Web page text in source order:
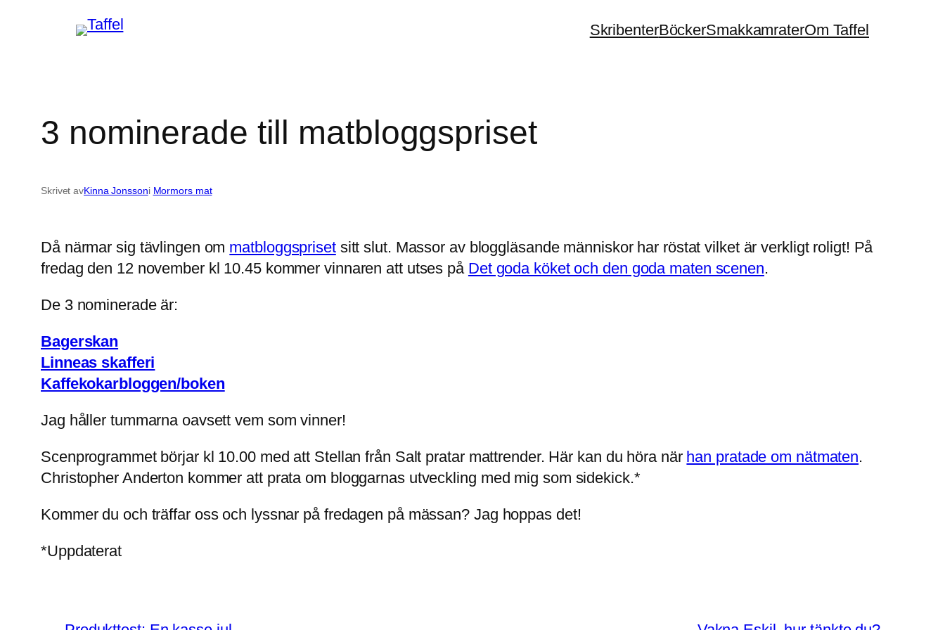
SkribenterBöckerSmakkamraterOm Taffel
3 nominerade till matbloggspriset
Skrivet avKinna Jonssoni Mormors mat
Då närmar sig tävlingen om matbloggsprisetsitt slut. Massor av bloggläsande människor har röstat vilket är verkligt roligt! På
fredag den 12 november kl 10.45 kommer vinnaren att utses på Det goda köket och den goda maten scenen.
De 3 nominerade är:
Bagerskan
Linneas skafferi
Kaffekokarbloggen/boken
Jag håller tummarna oavsett vem som vinner!
Scenprogrammet börjar kl 10.00 med att Stellan från Salt pratar mattrender. Här kan du höra när han pratade om nätmaten.
Christopher Anderton kommer att prata om bloggarnas utveckling med mig som sidekick.*
Kommer du och träffar oss och lyssnar på fredagen på mässan? Jag hoppas det!
*Uppdaterat